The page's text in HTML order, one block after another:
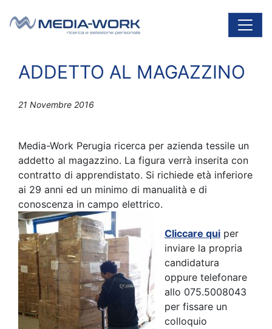
Navigazione principale
ADDETTO AL MAGAZZINO
21 Novembre 2016
Media-Work Perugia ricerca per azienda tessile un
addetto al magazzino. La figura verrà inserita con
contratto di apprendistato. Si richiede età inferiore
ai 29 anni ed un minimo di manualità e di
conoscenza in campo elettrico.
Cliccare qui per
inviare la propria
candidatura
oppure telefonare
allo 075.5008043
per fissare un
colloquio